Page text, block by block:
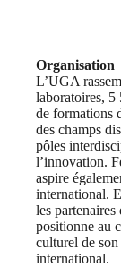
Organisation
L’UGA
laboratoires, 5
de formations
des champs
pôles
l’innovation.
aspire
international.
les
positionne au
culturel de
international.